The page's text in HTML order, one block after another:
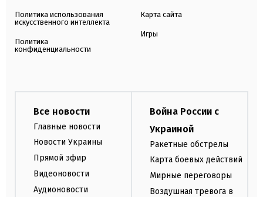
Политика использования
искусственного интеллекта
Политика
конфиденциальности
Карта сайта
Игры
Все новости
Главные новости
Новости Украины
Прямой эфир
Видеоновости
Аудионовости
Война России с
Украиной
Ракетные обстрелы
Карта боевых действий
Мирные переговоры
Воздушная тревога в